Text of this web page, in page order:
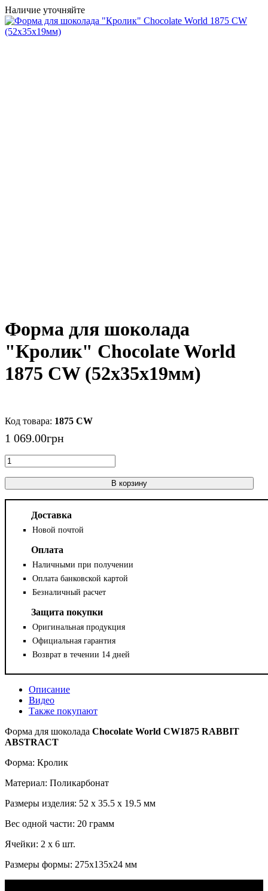
Наличие уточняйте
Форма для шоколада
"Кролик" Chocolate World
1875 CW (52x35x19мм)
1875 CW
1 069.00грн
В корзину
Доставка
Новой почтой
Оплата
Наличными при получении
Оплата банковской картой
Безналичный расчет
Защита покупки
Оригинальная продукция
Официальная гарантия
Возврат в течении 14 дней
Описание
Видео
Также покупают
Форма для шоколада Chocolate World CW1875 RABBIT
ABSTRACT
Форма: Кролик
Материал: Поликарбонат
Размеры изделия: 52 x 35.5 x 19.5 мм
Вес одной части: 20 грамм
Ячейки: 2 x 6 шт.
Размеры формы: 275x135x24 мм